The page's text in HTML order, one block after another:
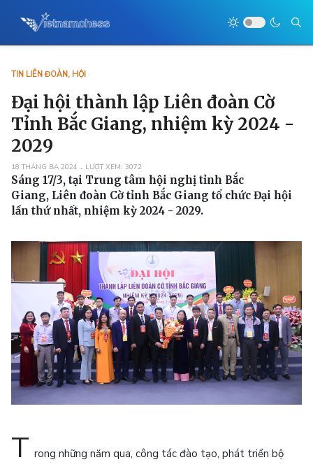
TIN LIÊN ĐOÀN, HỘI
Đại hội thành lập Liên đoàn Cờ
Tỉnh Bắc Giang, nhiệm kỳ 2024 -
2029
18 THÁNG BA 2024 LƯỢT XEM: 3072
Sáng 17/3, tại Trung tâm hội nghị tỉnh Bắc
Giang, Liên đoàn Cờ tỉnh Bắc Giang tổ chức Đại hội
lần thứ nhất, nhiệm kỳ 2024 - 2029.
T rong những năm qua, công tác đào tạo, phát triển bộ